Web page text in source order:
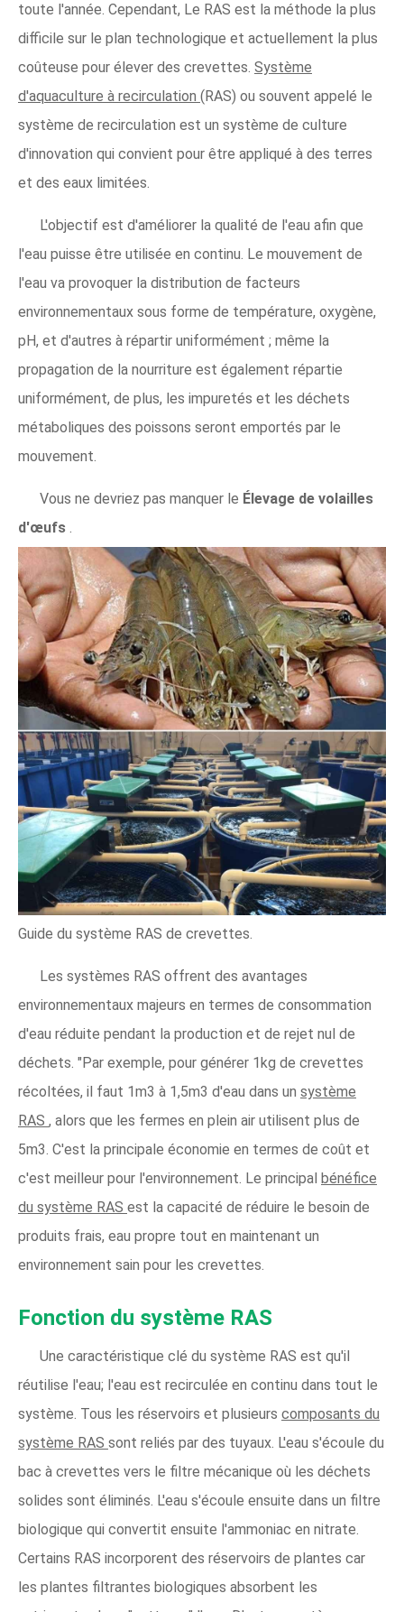
toute l'année. Cependant, Le RAS est la méthode la plus
difficile sur le plan technologique et actuellement la plus
coûteuse pour élever des crevettes. Système
d'aquaculture à recirculation (RAS) ou souvent appelé le
système de recirculation est un système de culture
d'innovation qui convient pour être appliqué à des terres
et des eaux limitées.
L'objectif est d'améliorer la qualité de l'eau afin que
l'eau puisse être utilisée en continu. Le mouvement de
l'eau va provoquer la distribution de facteurs
environnementaux sous forme de température, oxygène,
pH, et d'autres à répartir uniformément ; même la
propagation de la nourriture est également répartie
uniformément, de plus, les impuretés et les déchets
métaboliques des poissons seront emportés par le
mouvement.
Vous ne devriez pas manquer le Élevage de volailles
d'œufs .
Guide du système RAS de crevettes.
Les systèmes RAS offrent des avantages
environnementaux majeurs en termes de consommation
d'eau réduite pendant la production et de rejet nul de
déchets. "Par exemple, pour générer 1kg de crevettes
récoltées, il faut 1m3 à 1,5m3 d'eau dans un système
RAS , alors que les fermes en plein air utilisent plus de
5m3. C'est la principale économie en termes de coût et
c'est meilleur pour l'environnement. Le principal bénéfice
du système RAS est la capacité de réduire le besoin de
produits frais, eau propre tout en maintenant un
environnement sain pour les crevettes.
Fonction du système RAS
Une caractéristique clé du système RAS est qu'il
réutilise l'eau; l'eau est recirculée en continu dans tout le
système. Tous les réservoirs et plusieurs composants du
système RAS sont reliés par des tuyaux. L'eau s'écoule du
bac à crevettes vers le filtre mécanique où les déchets
solides sont éliminés. L'eau s'écoule ensuite dans un filtre
biologique qui convertit ensuite l'ammoniac en nitrate.
Certains RAS incorporent des réservoirs de plantes car
les plantes filtrantes biologiques absorbent les